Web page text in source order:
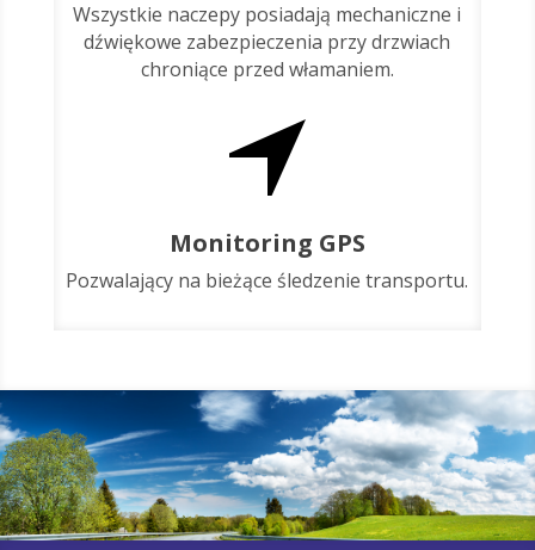
Wszystkie naczepy posiadają mechaniczne i
dźwiękowe zabezpieczenia przy drzwiach
chroniące przed włamaniem.
Monitoring GPS
Pozwalający na bieżące śledzenie transportu.